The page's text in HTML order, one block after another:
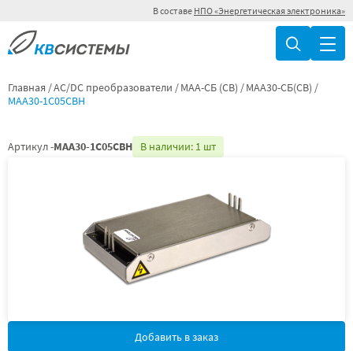
В составе НПО «Энергетическая электроника»
Главная AC/DC преобразователи МАА-СБ (СВ)
МАА30-СБ(СВ)
МАА30-1С05СВН
Артикул -МАА30-1С05СВН В наличии: 1 шт
Добавить в заказ